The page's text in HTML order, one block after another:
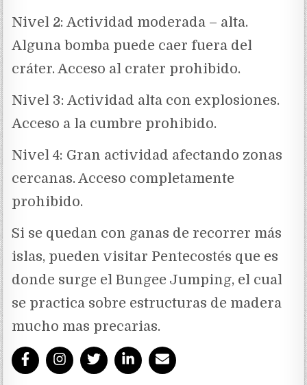
Nivel 2: Actividad moderada – alta.
Alguna bomba puede caer fuera del
cráter. Acceso al crater prohibido.
Nivel 3: Actividad alta con explosiones.
Acceso a la cumbre prohibido.
Nivel 4: Gran actividad afectando zonas
cercanas. Acceso completamente
prohibido.
Si se quedan con ganas de recorrer más
islas, pueden visitar Pentecostés que es
donde surge el Bungee Jumping, el cual
se practica sobre estructuras de madera
mucho mas precarias.